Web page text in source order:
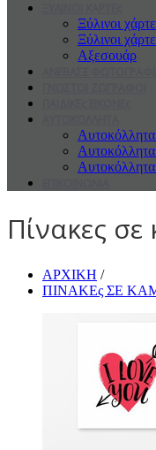
Ξύλινοι
Ξύλινοι
Αξεσουάρ
Αυτοκόλλητα
Αυτοκόλλητα
Πίνακες
ΑΡΧΙΚΗ /
ΠΙΝΑΚΕς ΣΕ